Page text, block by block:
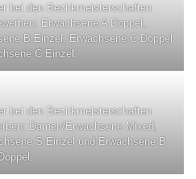
bei den Bezirkmeisterschaften
Erwachsene A Doppel,
B Einzel, Erwachsene C Doppel
C Einzel.
bei den Bezirkmeisterschaften
Damen/Erwachsene Mixed,
S Einzel und Erwachsene B
Doppel.